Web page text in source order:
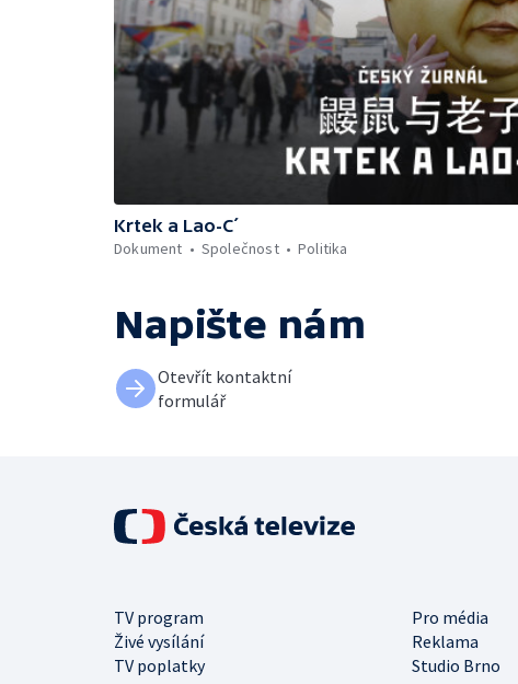
Krtek a Lao-C´
Dokument
Společnost Politika
Napište nám
Otevřít kontaktní
formulář
TV program
Pro média
Živé vysílání
Reklama
TV poplatky
Studio Brno